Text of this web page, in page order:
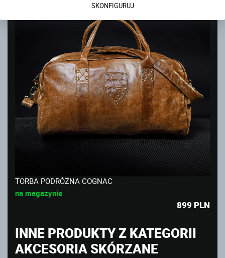
SKONFIGURUJ
TORBA PODRÓŻNA COGNAC
na magazynie
899 PLN
INNE PRODUKTY Z KATEGORII
AKCESORIA SKÓRZANE